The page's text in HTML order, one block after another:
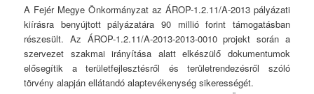
A Fejér Megye Önkormányzat az ÁROP-1.2.11/A-2013 pályázati
kiírásra benyújtott pályázatára 90 millió forint támogatásban
részesült. Az ÁROP-1.2.11/A-2013-2013-0010 projekt során a
szervezet szakmai irányítása alatt elkészülő dokumentumok
elősegítik a területfejlesztésről és területrendezésről szóló
törvény alapján ellátandó alaptevékenység sikerességét.